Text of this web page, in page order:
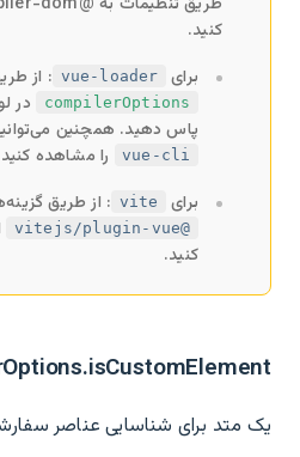
کنید.
برای
vue-loader : از
compilerOptions
در
پاس دهید. همچنین
vue-cli
را مشاهده
برای
vite : از طریق
@vitejs/plugin-vue
کنید.
یک متد برای شناسایی عناصر